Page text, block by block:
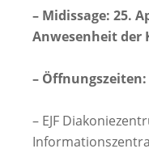
– Midissage: 25.
Anwesenheit der
– Öffnungszeiten:
– EJF